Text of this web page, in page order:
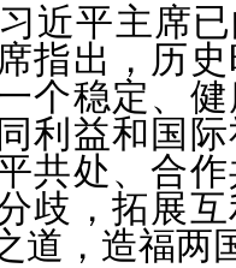
习近平主席
指出，历
个稳定、
利益和国
共处、合
歧，拓展
道，造福两